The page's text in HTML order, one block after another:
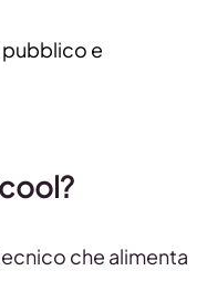
pubblico e
che alimenta